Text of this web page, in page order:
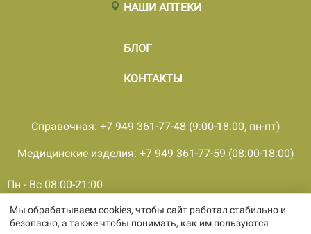
НАШИ АПТЕКИ
БЛОГ
КОНТАКТЫ
Пн - Вс 08:00-21:00
Справочная: +7 949 361-77-48 (9:00-18:00, пн-пт)
Медицинские изделия: +7 949 361-77-59 (08:00-18:00)
© 2001 - 2026, все права защищены, ООО «ПКМФ «Ольвия-
Мединвест», ИНН 9308009362 КПП 930301001
Мы обрабатываем cookies, чтобы сайт работал стабильно и
безопасно, а также чтобы понимать, как им пользуются